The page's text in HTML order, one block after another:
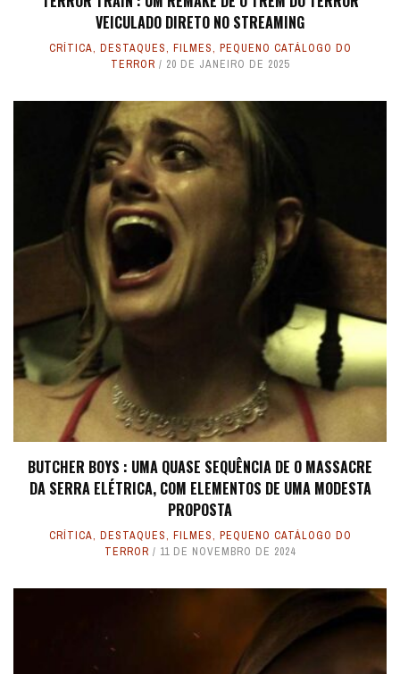
VEICULADO DIRETO NO STREAMING
CRÍTICA, DESTAQUES, FILMES, PEQUENO CATÁLOGO DO
TERROR
20 DE JANEIRO DE 2025
BUTCHER BOYS : UMA QUASE SEQUÊNCIA DE O MASSACRE
DA SERRA ELÉTRICA, COM ELEMENTOS DE UMA MODESTA
PROPOSTA
CRÍTICA, DESTAQUES, FILMES, PEQUENO CATÁLOGO DO
TERROR
11 DE NOVEMBRO DE 2024